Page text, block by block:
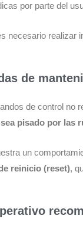
por parte del
necesario realizar
de
de control no
pisado por las
un
reinicio (reset),